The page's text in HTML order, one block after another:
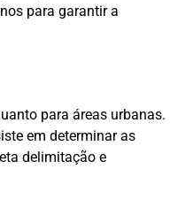
para garantir a
para áreas urbanas.
em determinar as
delimitação e